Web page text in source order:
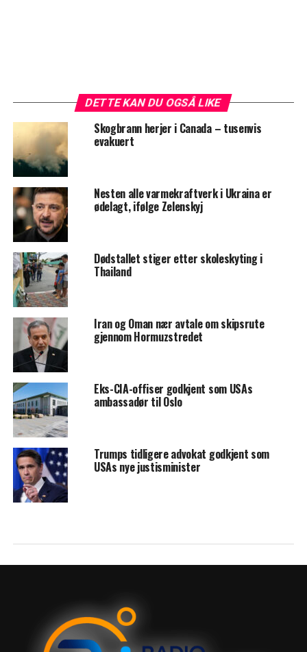
DETTE KAN DU OGSÅ LIKE
Skogbrann herjer i Canada – tusenvis
evakuert
Nesten alle varmekraftverk i Ukraina er
ødelagt, ifølge Zelenskyj
Dødstallet stiger etter skoleskyting i
Thailand
Iran og Oman nær avtale om skipsrute
gjennom Hormuzstredet
Eks-CIA-offiser godkjent som USAs
ambassadør til Oslo
Trumps tidligere advokat godkjent som
USAs nye justisminister